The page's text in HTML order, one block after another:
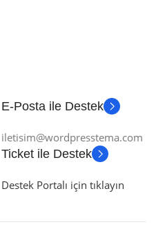
E-Posta ile Destek
iletisim@wordpresstema.com
Ticket ile Destek
Destek Portalı için tıklayın